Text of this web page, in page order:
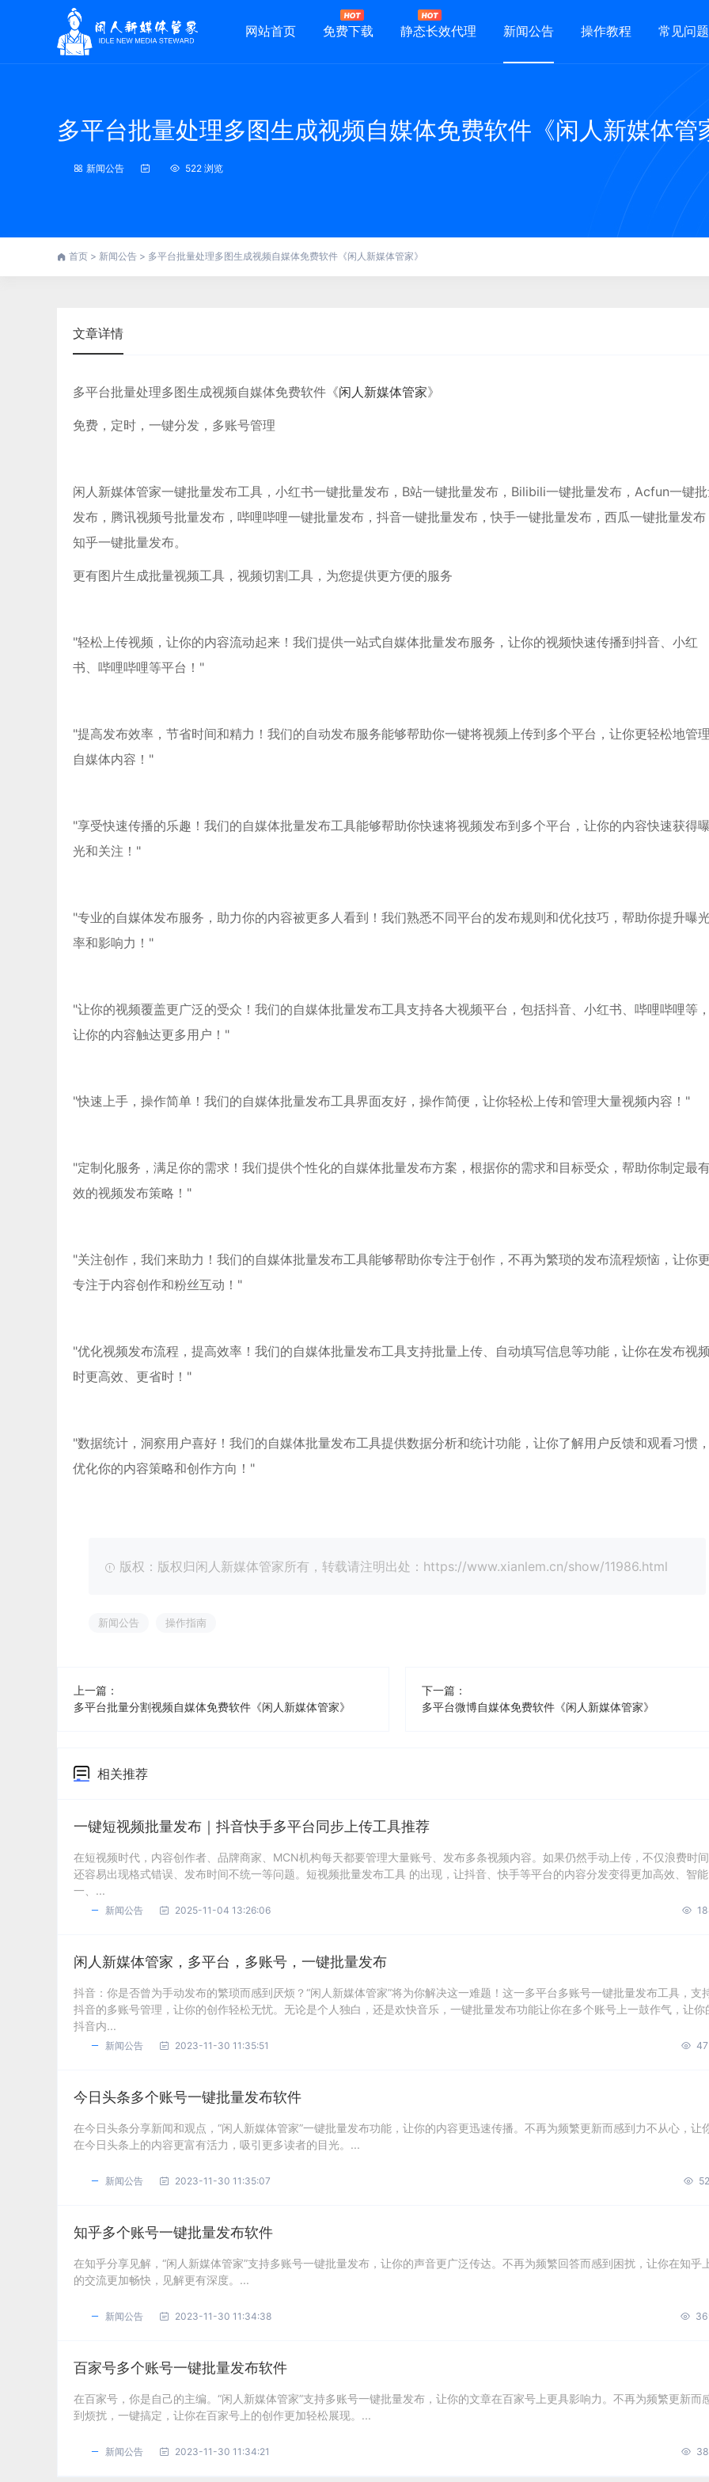
网站首页 免费下载 静态长效代理 新闻公告 操作教程 常见问题
多平台批量处理多图生成视频自媒体免费软件《闲人新媒体管
新闻公告 522 浏览
首页 > 新闻公告 > 多平台批量处理多图生成视频自媒体免费软件《闲人新媒体管家》
文章详情
多平台批量处理多图生成视频自媒体免费软件《闲人新媒体管家》
免费，定时，一键分发，多账号管理
闲人新媒体管家一键批量发布工具，小红书一键批量发布，B站一键批量发布，Bilibili一键批量发布，Acfun一键
发布，腾讯视频号批量发布，哔哩哔哩一键批量发布，抖音一键批量发布，快手一键批量发布，西瓜一键批量发布
知乎一键批量发布。
更有图片生成批量视频工具，视频切割工具，为您提供更方便的服务
"轻松上传视频，让你的内容流动起来！我们提供一站式自媒体批量发布服务，让你的视频快速传播到抖音、小红
书、哔哩哔哩等平台！"
"提高发布效率，节省时间和精力！我们的自动发布服务能够帮助你一键将视频上传到多个平台，让你更轻松地管
自媒体内容！"
"享受快速传播的乐趣！我们的自媒体批量发布工具能够帮助你快速将视频发布到多个平台，让你的内容快速获得
光和关注！"
"专业的自媒体发布服务，助力你的内容被更多人看到！我们熟悉不同平台的发布规则和优化技巧，帮助你提升曝
率和影响力！"
"让你的视频覆盖更广泛的受众！我们的自媒体批量发布工具支持各大视频平台，包括抖音、小红书、哔哩哔哩等
让你的内容触达更多用户！"
"快速上手，操作简单！我们的自媒体批量发布工具界面友好，操作简便，让你轻松上传和管理大量视频内容！"
"定制化服务，满足你的需求！我们提供个性化的自媒体批量发布方案，根据你的需求和目标受众，帮助你制定最
效的视频发布策略！"
"关注创作，我们来助力！我们的自媒体批量发布工具能够帮助你专注于创作，不再为繁琐的发布流程烦恼，让你
专注于内容创作和粉丝互动！"
"优化视频发布流程，提高效率！我们的自媒体批量发布工具支持批量上传、自动填写信息等功能，让你在发布视
时更高效、更省时！"
"数据统计，洞察用户喜好！我们的自媒体批量发布工具提供数据分析和统计功能，让你了解用户反馈和观看习惯
优化你的内容策略和创作方向！"
版权：版权归闲人新媒体管家所有，转载请注明出处：https://www.xianlem.cn/show/11986.html
新闻公告 操作指南
上一篇：
多平台批量分割视频自媒体免费软件《闲人新媒体管家》
下一篇：
多平台微博自媒体免费软件《闲人新媒体管家》
相关推荐
一键短视频批量发布｜抖音快手多平台同步上传工具推荐
在短视频时代，内容创作者、品牌商家、MCN机构每天都要管理大量账号、发布多条视频内容。如果仍然手动上传，不仅浪费时
还容易出现格式错误、发布时间不统一等问题。短视频批量发布工具 的出现，让抖音、快手等平台的内容分发变得更加高效、智
一、...
新闻公告 2025-11-04 13:26:06
闲人新媒体管家，多平台，多账号，一键批量发布
抖音：你是否曾为手动发布的繁琐而感到厌烦？“闲人新媒体管家”将为你解决这一难题！这一多平台多账号一键批量发布工具，支
抖音的多账号管理，让你的创作轻松无忧。无论是个人独白，还是欢快音乐，一键批量发布功能让你在多个账号上一鼓作气，让你
抖音内...
新闻公告 2023-11-30 11:35:51
今日头条多个账号一键批量发布软件
在今日头条分享新闻和观点，“闲人新媒体管家”一键批量发布功能，让你的内容更迅速传播。不再为频繁更新而感到力不从心，让
在今日头条上的内容更富有活力，吸引更多读者的目光。...
新闻公告 2023-11-30 11:35:07
知乎多个账号一键批量发布软件
在知乎分享见解，“闲人新媒体管家”支持多账号一键批量发布，让你的声音更广泛传达。不再为频繁回答而感到困扰，让你在知乎
的交流更加畅快，见解更有深度。...
新闻公告 2023-11-30 11:34:38
百家号多个账号一键批量发布软件
在百家号，你是自己的主编。“闲人新媒体管家”支持多账号一键批量发布，让你的文章在百家号上更具影响力。不再为频繁更新而
到烦扰，一键搞定，让你在百家号上的创作更加轻松展现。...
新闻公告 2023-11-30 11:34:21